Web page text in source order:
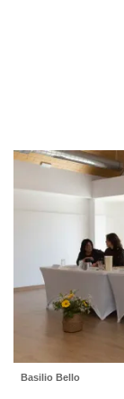
Basilio Bello